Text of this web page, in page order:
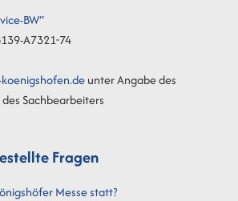
BW“
A7321-74
unter Angabe des
Sachbearbeiters
Fragen
Messe statt?